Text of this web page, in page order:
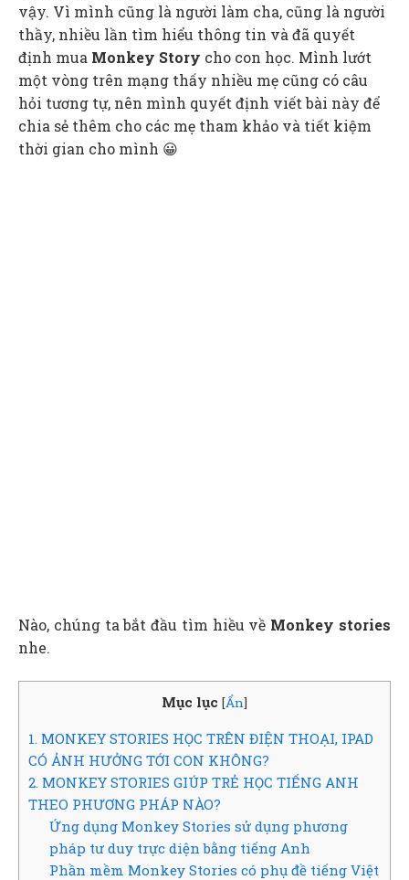
vậy. Vì mình cũng là người làm cha, cũng là người
thầy, nhiều lần tìm hiểu thông tin và đã quyết
định mua Monkey Story cho con học. Mình lướt
một vòng trên mạng thấy nhiều mẹ cũng có câu
hỏi tương tự, nên mình quyết định viết bài này để
chia sẻ thêm cho các mẹ tham khảo và tiết kiệm
thời gian cho mình 😀
Nào, chúng ta bắt đầu tìm hiều về Monkey stories
nhe.
Mục lục [Ẩn]
1. MONKEY STORIES HỌC TRÊN ĐIỆN THOẠI, IPAD
CÓ ẢNH HƯỞNG TỚI CON KHÔNG?
2. MONKEY STORIES GIÚP TRẺ HỌC TIẾNG ANH
THEO PHƯƠNG PHÁP NÀO?
Ứng dụng Monkey Stories sử dụng phương
pháp tư duy trực diện bằng tiếng Anh
Phần mềm Monkey Stories có phụ đề tiếng Việt